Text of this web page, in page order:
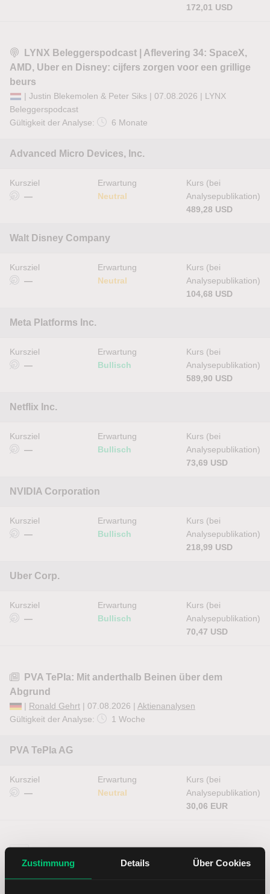
Zustimmung Details Über Cookies
172,01 USD
LYNX Beleggerspodcast | Aflevering 34: SpaceX,
AMD, Uber en Disney: cijfers zorgen voor een grillige
beurs
| Justin Blekemolen & Peter Siks | 07.08.2026 | LYNX
Beleggerspodcast
Gültigkeit der Analyse:
6 Monate
Advanced Micro Devices, Inc.
Kursziel
—
Erwartung
Neutral
Kurs (bei
Analysepublikation)
489,28 USD
Walt Disney Company
Kursziel
—
Erwartung
Neutral
Kurs (bei
Analysepublikation)
104,68 USD
Meta Platforms Inc.
Kursziel
—
Erwartung
Bullisch
Kurs (bei
Analysepublikation)
589,90 USD
Netflix Inc.
Kursziel
—
Erwartung
Bullisch
Kurs (bei
Analysepublikation)
73,69 USD
NVIDIA Corporation
Kursziel
—
Erwartung
Bullisch
Kurs (bei
Analysepublikation)
218,99 USD
Uber Corp.
Kursziel
—
Erwartung
Bullisch
Kurs (bei
Analysepublikation)
70,47 USD
PVA TePla: Mit anderthalb Beinen über dem
Abgrund
| Ronald Gehrt | 07.08.2026 | Aktienanalysen
Gültigkeit der Analyse:
1 Woche
PVA TePla AG
Kursziel
—
Erwartung
Neutral
Kurs (bei
Analysepublikation)
30,06 EUR